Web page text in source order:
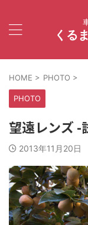
くる
HOME > PHOTO >
PHOTO
望遠レンズ -
2013年11月20日